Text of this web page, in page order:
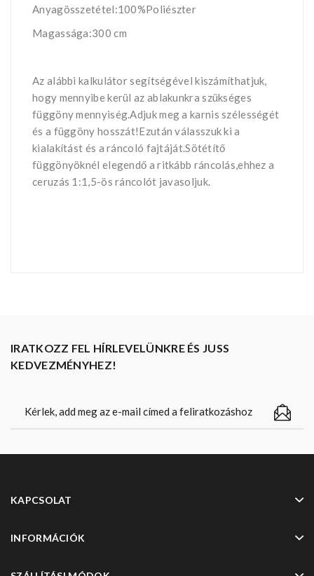
Anyagösszetétel:100%Poliészter
Magassága:300 cm
Az alábbi kalkulátor segítségével kiszámíthatjuk,
hogy mennyibe kerül az ablakunkra szükséges
függöny mennyiség.Adjuk meg a karnis szélességét
és a függöny hosszát!Ezután válasszuk ki a
kialakítást és a ráncoló fajtáját.Sötétítő
függönyöknél elegendő a ritkább ráncolás,ehhez a
ceruzás 1:1,5-ös ráncolót javasoljuk.
IRATKOZZ FEL HÍRLEVELÜNKRE ÉS JUSS
KEDVEZMÉNYHEZ!
KAPCSOLAT
INFORMÁCIÓK